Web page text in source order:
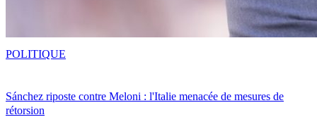
Sánchez riposte contre Meloni : l'Italie menacée de mesures de
rétorsion
POLITIQUE